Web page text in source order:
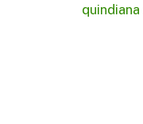
quindiana